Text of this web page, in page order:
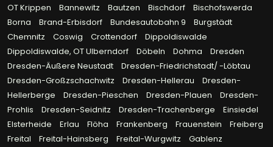
OT Krippen
Bannewitz Bautzen Bischdorf
Bischofswerda
Borna
Brand-Erbisdorf Bundesautobahn 9
Burgstädt
Chemnitz
Coswig Crottendorf
Dippoldiswalde
Dippoldiswalde, OT Ulberndorf
Döbeln Dohma
Dresden
Dresden-Äußere Neustadt
Dresden-Friedrichstadt/ -Löbtau
Dresden-Großzschachwitz
Dresden-Hellerau
Dresden-
Hellerberge
Dresden-Pieschen Dresden-Plauen
Dresden-
Prohlis
Dresden-Seidnitz Dresden-Trachenberge
Einsiedel
Elsterheide
Erlau Flöha Frankenberg Frauenstein
Freiberg
Freital
Freital-Hainsberg Freital-Wurgwitz
Gablenz